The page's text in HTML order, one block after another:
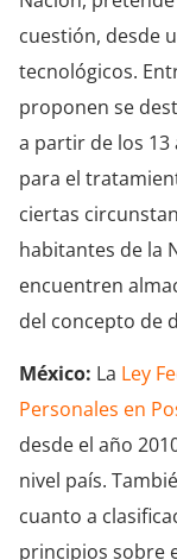
cuestión, desde
tecnológicos.
proponen se
a partir de los
para el
ciertas
habitantes de la
encuentren
del concepto de
México: La Ley
Personales en
desde el año
nivel país.
cuanto a
principios sobre